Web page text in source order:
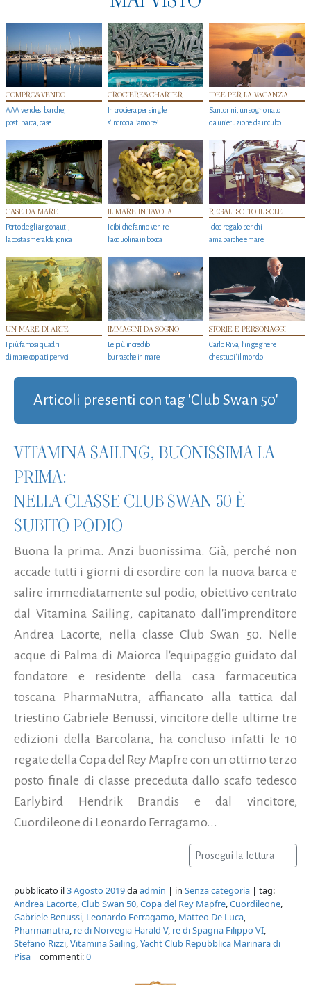
COMPRO&VENDO
AAA vendesi barche,
posti barca, case…
CROCIERE&CHARTER
In crociera per single
s'incrocia l’amore?
IDEE PER LA VACANZA
Santorini, un sogno nato
da un’eruzione da incubo
CASE DA MARE
Porto degli argonauti,
la costa smeralda jonica
IL MARE IN TAVOLA
I cibi che fanno venire
l’acquolina in bocca
REGALI SOTTO IL SOLE
Idee regalo per chi
ama barche e mare
UN MARE DI ARTE
I più famosi quadri
di mare copiati per voi
IMMAGINI DA SOGNO
Le più incredibili
burrasche in mare
STORIE E PERSONAGGI
Carlo Riva, l’ingegnere
che stupi' il mondo
Articoli presenti con tag 'Club Swan 50'
VITAMINA SAILING, BUONISSIMA LA
PRIMA:
NELLA CLASSE CLUB SWAN 50 È
SUBITO PODIO
Buona la prima. Anzi buonissima. Già, perché non
accade tutti i giorni di esordire con la nuova barca e
salire immediatamente sul podio, obiettivo centrato
dal Vitamina Sailing, capitanato dall'imprenditore
Andrea Lacorte, nella classe Club Swan 50. Nelle
acque di Palma di Maiorca l'equipaggio guidato dal
fondatore e residente della casa farmaceutica
toscana PharmaNutra, affiancato alla tattica dal
triestino Gabriele Benussi, vincitore delle ultime tre
edizioni della Barcolana, ha concluso infatti le 10
regate della Copa del Rey Mapfre con un ottimo terzo
posto finale di classe preceduta dallo scafo tedesco
Earlybird Hendrik Brandis e dal vincitore,
Cuordileone di Leonardo Ferragamo...
Prosegui la lettura
pubblicato il3 Agosto 2019daadmin | in Senza categoria | tag:
Andrea Lacorte,Club Swan 50,Copa del Rey Mapfre,Cuordileone,
Gabriele Benussi, Leonardo Ferragamo, Matteo De Luca,
Pharmanutra, re di Norvegia Harald V, re di Spagna Filippo VI,
Stefano Rizzi,Vitamina Sailing,Yacht Club Repubblica Marinara di
Pisa | commenti:0